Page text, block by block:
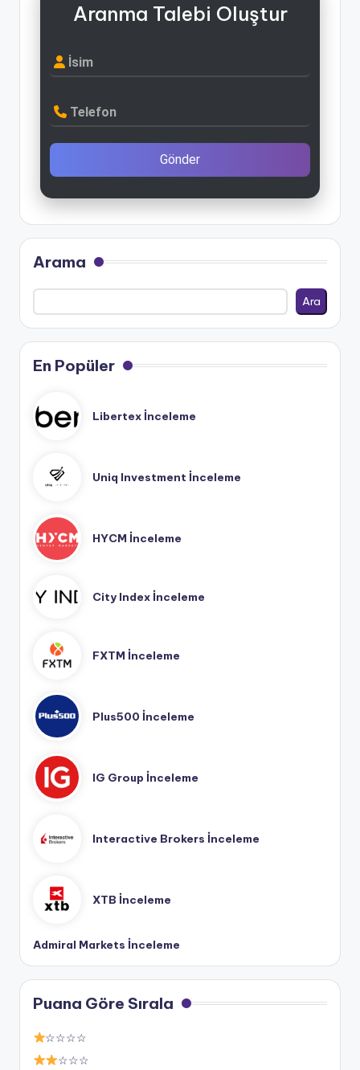
Aranma Talebi Oluştur
İsim
Telefon
Gönder
Arama
Ara
En Popüler
Libertex İnceleme
Uniq Investment İnceleme
HYCM İnceleme
City Index İnceleme
FXTM İnceleme
Plus500 İnceleme
IG Group İnceleme
Interactive Brokers İnceleme
XTB İnceleme
Admiral Markets İnceleme
Puana Göre Sırala
☆☆☆☆
☆☆☆